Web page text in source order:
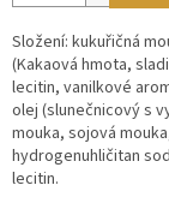
Složení: kukuřičná
(Kakaová hmota,
lecitin, vanilkové
olej (slunečnicový s
mouka, sojová
hydrogenuhličitan
lecitin.